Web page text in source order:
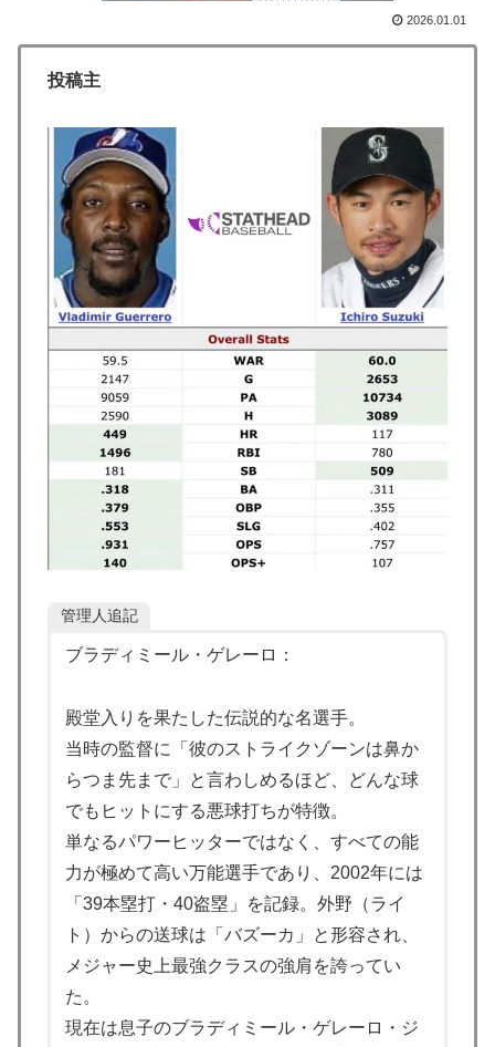
海外「全部日本の真似だったのか…」 日本の普通のテ
▶ ロシア「お前らの国にある似非エッフェル塔を見せてく
【悲報】中川翔子(41)「Xはもう愚痴だらけだから開き
たくない」
韓国、日本で韓国籍のインフルエンサーが7台の車に当
て逃げして逮捕されたのに「また日本は嫌韓しようとし
ている」と決めつけて責任転嫁
▶ 韓国人「PSG、日本の鈴木彩艶に約60億円で正式オファ
ー・・・」→「あいつがそれほどなのか（ﾌﾞﾙﾌﾞﾙ）」
「レギュラーとして出れるとは思わない...
韓国人「SKハイニックスが10%台の暴落！外国人投資
家と機関が売り越しを仕掛けコスピが4%を超える大幅
な下落‥」
▶ 【海外の反応】ネット上での中国のプロパガンダ工作っ
てどれくらいあるんだろうな → 「どこの国も同じよう
なことをやってるよな」「中国に関する情報はマジで両
極端なものしかない」
「アーセナルサポの好きなクラブで良かった」
外国人「2002年W杯は?」韓国サッカーに衝撃的不祥
【海外の反応】
外国人「2002年W杯は?」韓国サッカーに衝撃的不祥
事！W杯予選でレフリーへの性的接待発覚！海外騒然！
【海外の反応】
海外「もう日本を離れるなよ！」 助っ人外国人にも敬
意を払う日本人の姿に感動の声が殺到
欧州「日本だけ反則だろ…」 世界の『日本びいき』に
ヨーロッパ全土から不満の声
海外「誰か助けて！日本で不思議な瓶に入った飲み物を
貰ったんだけど、これってどうやって開けるんだ！？」
【海外の反応】
2026.01.01
投稿主
管理人追記
ブラディミール・ゲレーロ：
殿堂入りを果たした伝説的な名選手。
当時の監督に「彼のストライクゾーンは鼻か
らつま先まで」と言わしめるほど、どんな球
でもヒットにする悪球打ちが特徴。
単なるパワーヒッターではなく、すべての能
力が極めて高い万能選手であり、2002年には
「39本塁打・40盗塁」を記録。外野（ライ
ト）からの送球は「バズーカ」と形容され、
メジャー史上最強クラスの強肩を誇ってい
た。
現在は息子のブラディミール・ゲレーロ・ジ